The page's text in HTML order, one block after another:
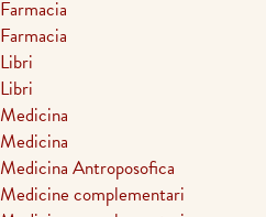
Farmacia
Farmacia
Libri
Libri
Medicina
Medicina
Medicina Antroposofica
Medicine complementari